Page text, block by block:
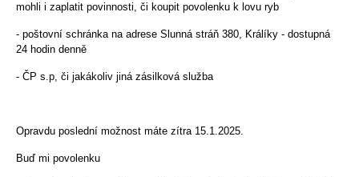
mohli i zaplatit povinnosti, či koupit povolenku k lovu ryb
- poštovní schránka na adrese Slunná stráň 380, Králíky - dostupná
24 hodin denně
- ČP s.p, či jakákoliv jiná zásilková služba
Opravdu poslední možnost máte zítra 15.1.2025.
Buď mi povolenku